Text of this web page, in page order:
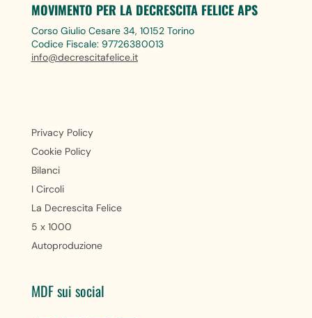
MOVIMENTO PER LA DECRESCITA FELICE APS
Corso Giulio Cesare 34, 10152 Torino
Codice Fiscale: 97726380013
info@decrescitafelice.it
Privacy Policy
Cookie Policy
Bilanci
I Circoli
La Decrescita Felice
5 x 1000
Autoproduzione
MDF sui social